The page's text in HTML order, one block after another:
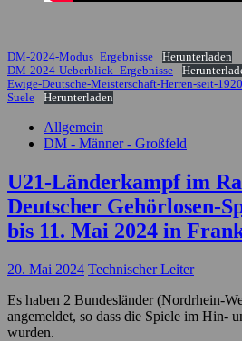
DM-2024-Modus_Ergebnisse
Herunterladen
DM-2024-Ueberblick_Ergebnisse
Ewige-Deutsche-Meisterschaft-Herren-seit-
Suele
Herunterladen
Allgemein
DM - Männer - Großfeld
U21-Länderkampf im
Deutscher Gehörlosen-
bis 11. Mai 2024 in
20. Mai 2024 Technischer Leiter
Es haben 2 Bundesländer (Nordrhein-
angemeldet, so dass die Spiele im Hin-
wurden.